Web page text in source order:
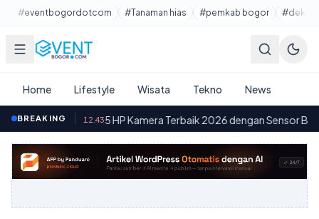
Lewati ke konten utama
#eventbogordotcom #Tanaman hias #pemkab bogor
Home Lifestyle Wisata Tekno News
BREAKING
Baterai· 12.43 5 HP Kamera Terbaik 2026 dengan Sensor Besar